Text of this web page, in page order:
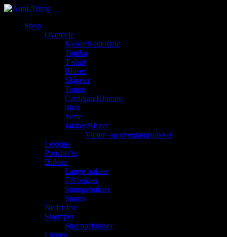
Shop
Overdele
Kjoler/Nederdele
Tunika
T-shirt
Bluser
Skjorter
Toppe
Cardigan/Kimono
Strik
Veste
Jakker/Blazer
Vinter- og overgangsjakker
Leggins
Poncho’er
Bukser
Lange bukser
7/8 bukser
Stumpebukser
Shorts
Nederdele
Strømper
Strømpebukser
Lingeri